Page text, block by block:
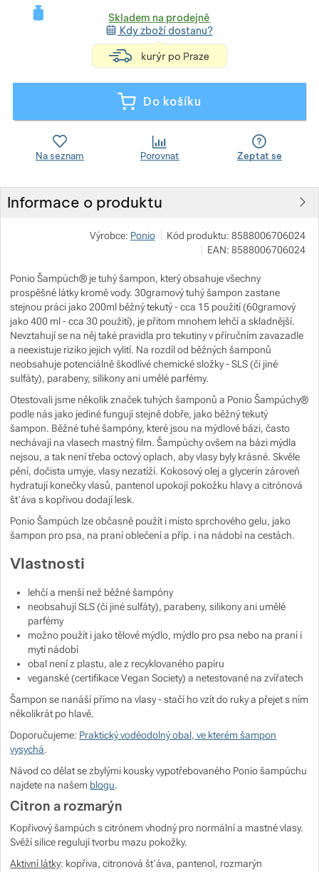
Skladem na prodejně
Kdy zboží dostanu?
Do košíku
Na seznam Porovnat Zeptat se
Informace o produktu
Výrobce: Ponio Kód produktu: 8588006706024
EAN: 8588006706024
Ponio Šampúch® je tuhý šampon, který obsahuje všechny
prospěšné látky kromě vody. 30gramový tuhý šampon zastane
stejnou práci jako 200ml běžný tekutý - cca 15 použití (60gramový
jako 400 ml - cca 30 použití), je přitom mnohem lehčí a skladnější.
Nevztahují se na něj také pravidla pro tekutiny v příručním zavazadle
a neexistuje riziko jejich vylití. Na rozdíl od běžných šamponů
neobsahuje potenciálně škodlivé chemické složky - SLS (či jiné
sulfáty), parabeny, silikony ani umělé parfémy.
Otestovali jsme několik značek tuhých šamponů a Ponio Šampúchy®
podle nás jako jediné fungují stejně dobře, jako běžný tekutý
šampon. Běžné tuhé šampóny, které jsou na mýdlové bázi, často
nechávají na vlasech mastný film. Šampúchy ovšem na bázi mýdla
nejsou, a tak není třeba octový oplach, aby vlasy byly krásné. Skvěle
pění, dočista umyje, vlasy nezatíží. Kokosový olej a glycerín zároveň
hydratují konečky vlasů, pantenol upokojí pokožku hlavy a citrónová
šťáva s kopřivou dodají lesk.
Ponio Šampúch lze občasně použít i místo sprchového gelu, jako
šampon pro psa, na praní oblečení a příp. i na nádobí na cestách.
Vlastnosti
lehčí a menší než běžné šampóny
neobsahují SLS (či jiné sulfáty), parabeny, silikony ani umělé
parfémy
možno použít i jako tělové mýdlo, mýdlo pro psa nebo na praní i
mytí nádobí
obal není z plastu, ale z recyklovaného papíru
veganské (certifikace Vegan Society) a netestované na zvířatech
Šampon se nanáší přímo na vlasy - stačí ho vzít do ruky a přejet s ním
několikrát po hlavě.
Doporučujeme: Praktický voděodolný obal, ve kterém šampon
vysychá.
Návod co dělat se zbylými kousky vypotřebovaného Ponio šampúchu
najdete na našem blogu.
Citron a rozmarýn
Kopřivový šampúch s citrónem vhodný pro normální a mastné vlasy.
Svěží silice regulují tvorbu mazu pokožky.
Aktivní látky: kopřiva, citronová šťáva, pantenol, rozmarýn
Zobrazit více
Zobrazit více
Zobrazit více
Zobrazit více
Zobrazit více